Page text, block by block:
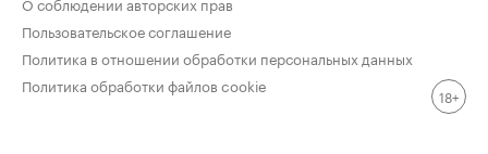
Пользовательское соглашение
Политика в отношении обработки персональных данных
Политика обработки файлов cookie
18+